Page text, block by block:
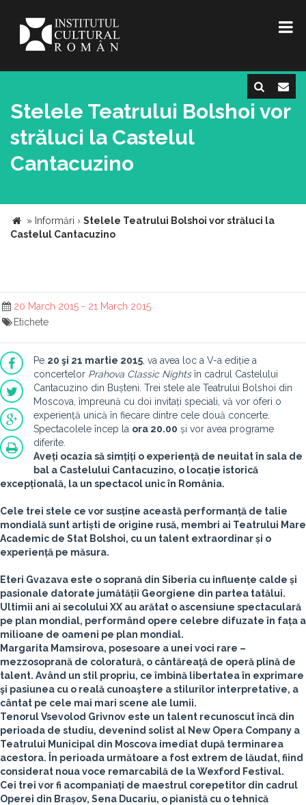
Stelele Teatrului Bolshoi vor
străluci la Castelul
Cantacuzino
» Informări › Stelele Teatrului Bolshoi vor străluci la
Castelul Cantacuzino
20 March 2015 - 21 March 2015
Etichete
Pe 20 şi 21 martie 2015 , va avea loc a V-a ediție a
concertelor Prahova Classic Nightsîn cadrul Castelului
Cantacuzino din Bușteni. Trei stele ale Teatrului Bolshoi din
Moscova, împreună cu doi invitați speciali, vă vor oferi o
experiență unică în fiecare dintre cele două concerte.
Spectacolele încep la ora 20.00 și vor avea programe
diferite.
Aveți ocazia să simțiți o experiență de neuitat în sala de
bal a Castelului Cantacuzino, o locație istorică
excepțională, la un spectacol unic în România.
Cele trei stele ce vor susține această performanță de talie
mondială sunt artiști de origine rusă, membri ai Teatrului Mare
Academic de Stat Bolshoi, cu un talent extraordinar și o
experiență pe măsura.
Eteri Gvazava este o soprană din Siberia cu influențe calde și
pasionale datorate jumătății Georgiene din partea tatălui.
Ultimii ani ai secolului XX au arătat o ascensiune spectaculară
pe plan mondial, performând opere celebre difuzate în fața a
milioane de oameni pe plan mondial.
Margarita Mamsirova, posesoare a unei voci rare –
mezzosoprană de coloratură, o cântăreaţă de operă plină de
talent. Având un stil propriu, ce îmbină libertatea în exprimare
şi pasiunea cu o reală cunoaştere a stilurilor interpretative, a
cântat pe cele mai mari scene ale lumii.
TenorulVsevolod Grivnov este un talent recunoscut încă din
perioada de studiu, devenind solist al New Opera Company a
Teatrului Municipal din Moscova imediat după terminarea
acestora. În perioada următoare a fost extrem de lăudat, fiind
considerat noua voce remarcabilă de la Wexford Festival.
Cei trei vor fi acompaniați de maestrul corepetitor din cadrul
Operei din Brașov, Sena Ducariu, o pianistă cu o tehnică